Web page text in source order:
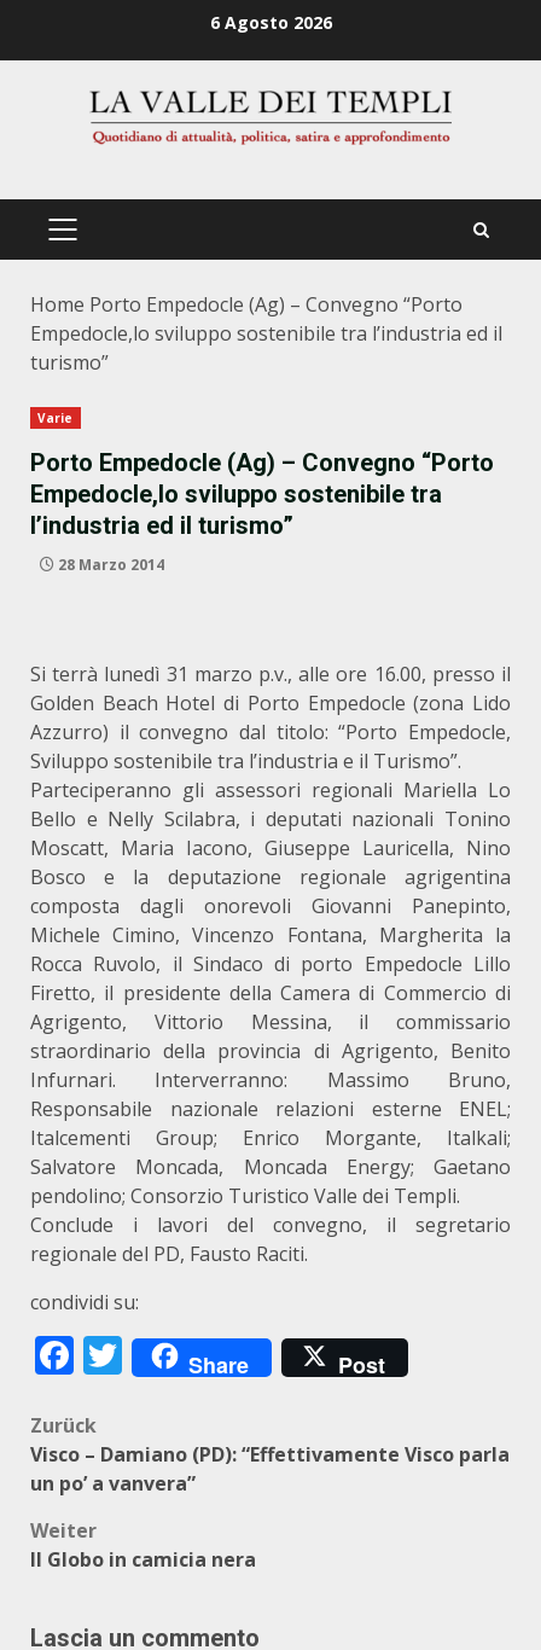
6 Agosto 2026
PRIMÄRES
Home Porto Empedocle (Ag) – Convegno “Porto
Empedocle,lo sviluppo sostenibile tra l’industria ed il
turismo”
Varie
Porto Empedocle (Ag) – Convegno “Porto
Empedocle,lo sviluppo sostenibile tra
l’industria ed il turismo”
28 Marzo 2014
Si terrà lunedì 31 marzo p.v., alle ore 16.00, presso il
Golden Beach Hotel di Porto Empedocle (zona Lido
Azzurro) il convegno dal titolo: “Porto Empedocle,
Sviluppo sostenibile tra l’industria e il Turismo”.
Parteciperanno gli assessori regionali Mariella Lo
Bello e Nelly Scilabra, i deputati nazionali Tonino
Moscatt, Maria Iacono, Giuseppe Lauricella, Nino
Bosco e la deputazione regionale agrigentina
composta dagli onorevoli Giovanni Panepinto,
Michele Cimino, Vincenzo Fontana, Margherita la
Rocca Ruvolo, il Sindaco di porto Empedocle Lillo
Firetto, il presidente della Camera di Commercio di
Agrigento, Vittorio Messina, il commissario
straordinario della provincia di Agrigento, Benito
Infurnari. Interverranno: Massimo Bruno,
Responsabile nazionale relazioni esterne ENEL;
Italcementi Group; Enrico Morgante, Italkali;
Salvatore Moncada, Moncada Energy; Gaetano
pendolino; Consorzio Turistico Valle dei Templi.
Conclude i lavori del convegno, il segretario
regionale del PD, Fausto Raciti.
condividi su:
Facebook
Twitter
Share Post
Beitragsnavigation
Zurück
Visco – Damiano (PD): “Effettivamente Visco parla
un po’ a vanvera”
Weiter
Il Globo in camicia nera
Lascia un commento